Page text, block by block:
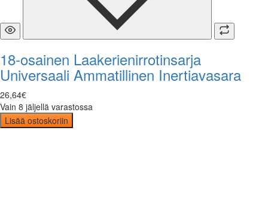
18-osainen Laakerienirrotinsarja
Universaali Ammatillinen Inertiavasara
26,64€
Vain 8 jäljellä varastossa
Lisää ostoskoriin